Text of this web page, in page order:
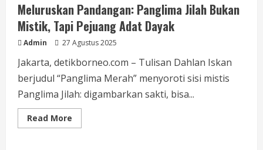
Meluruskan Pandangan: Panglima Jilah Bukan
Mistik, Tapi Pejuang Adat Dayak
Admin 27 Agustus 2025
Jakarta, detikborneo.com – Tulisan Dahlan Iskan
berjudul “Panglima Merah” menyoroti sisi mistis
Panglima Jilah: digambarkan sakti, bisa...
Read More
more